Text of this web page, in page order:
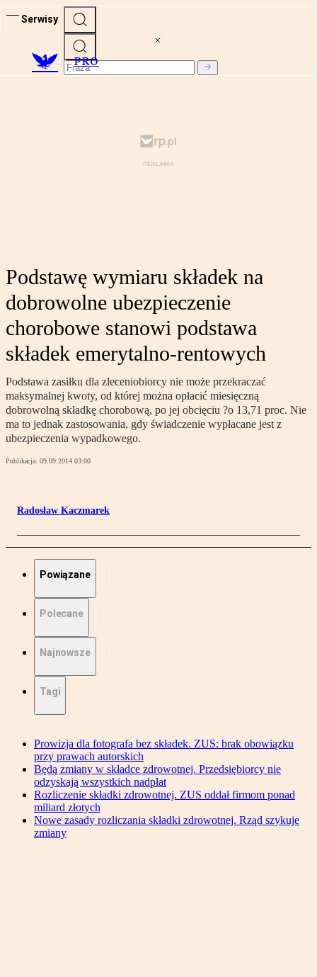
Serwisy
PRO
Podstawę wymiaru składek na
dobrowolne ubezpieczenie
chorobowe stanowi podstawa
składek emerytalno-rentowych
Podstawa zasiłku dla zleceniobiorcy nie może przekraczać
maksymalnej kwoty, od której można opłacić miesięczną
dobrowolną składkę chorobową, po jej obcięciu ?o 13,71 proc. Nie
ma to jednak zastosowania, gdy świadczenie wypłacane jest z
ubezpieczenia wypadkowego.
Publikacja: 09.09.2014 03:00
Radosław Kaczmarek
Powiązane
Polecane
Najnowsze
Tagi
Prowizja dla fotografa bez składek. ZUS: brak obowiązku
przy prawach autorskich
Będą zmiany w składce zdrowotnej. Przedsiębiorcy nie
odzyskają wszystkich nadpłat
Rozliczenie składki zdrowotnej. ZUS oddał firmom ponad
miliard złotych
Nowe zasady rozliczania składki zdrowotnej. Rząd szykuje
zmiany